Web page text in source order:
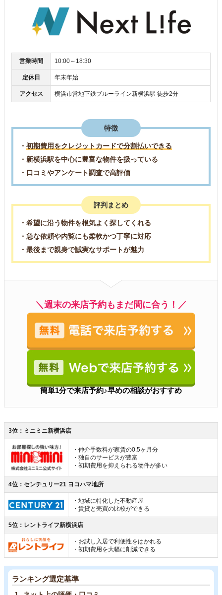
営業時間 10:00～18:30
定休日 年末年始
アクセス 横浜市営地下鉄ブルーライン新横浜駅 徒歩2分
特徴
・ 初期費用をクレジットカードで分割払いできる
・新横浜駅を中心に豊富な物件を扱っている
・口コミやアンケート調査で高評価
評判まとめ
・希望に沿う物件を根気よく探してくれる
・急な依頼や内覧にも柔軟かつ丁寧に対応
・最後まで親身で誠実なサポートが魅力
＼週末の来店予約もまだ間に合う！／
簡単1分で来店予約♪早めの相談がおすすめ
3位：ミニミニ新横浜店
・仲介手数料が家賃の0.5ヶ月分
・独自のサービスが豊富
・初期費用を抑えられる物件が多い
4位：センチュリー21 ヨコハマ地所
・地域に特化した不動産屋
・賃貸と売買の比較ができる
5位：レントライフ新横浜店
・お試し入居で利便性をはかれる
・初期費用を大幅に削減できる
ランキング選定基準